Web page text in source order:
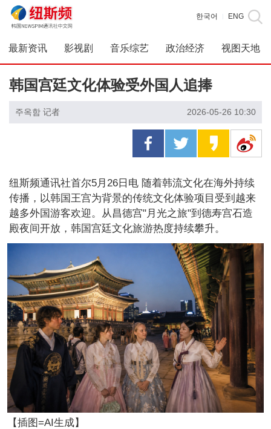
한국어 ENG
最新资讯 影视剧 音乐综艺 政治经济 视图天地
韩国宫廷文化体验受外国人追捧
주옥함 记者 2026-05-26 10:30
纽斯频通讯社首尔5月26日电 随着韩流文化在海外持续
传播，以韩国王宫为背景的传统文化体验项目受到越来
越多外国游客欢迎。从昌德宫"月光之旅"到德寿宫石造
殿夜间开放，韩国宫廷文化旅游热度持续攀升。
【插图=AI生成】